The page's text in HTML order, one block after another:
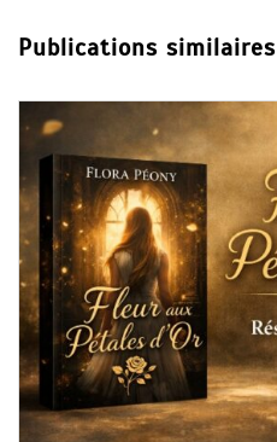
Publications similaires